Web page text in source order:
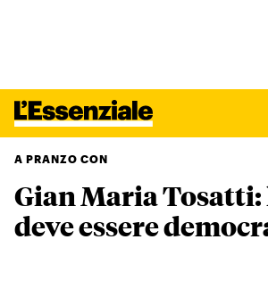
Xxx
Leggi Internazionale
L’ESSENZIALE
Ultimi articoli
A PRANZO CON
Gian Maria Tosatti:
deve essere